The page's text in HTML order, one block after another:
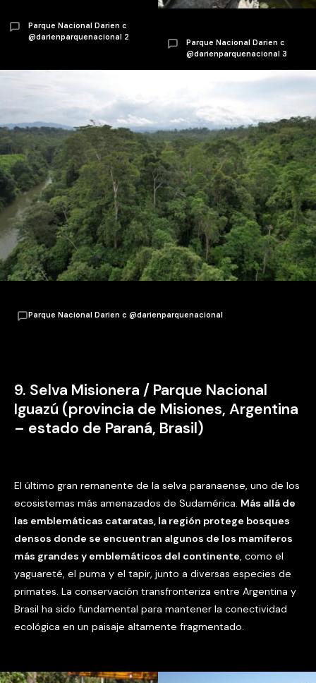
Parque Nacional Darien c
@darienparquenacional 2
Parque Nacional Darien c
@darienparquenacional 3
Parque Nacional Darien c @darienparquenacional
9. Selva Misionera / Parque Nacional
Iguazú (provincia de Misiones, Argentina
– estado de Paraná, Brasil)
El último gran remanente de la selva paranaense, uno de los
ecosistemas más amenazados de Sudamérica. Más allá de
las emblemáticas cataratas, la región protege bosques
densos donde se encuentran algunos de los mamíferos
más grandes y emblemáticos del continente, como el
yaguareté, el puma y el tapir, junto a diversas especies de
primates. La conservación transfronteriza entre Argentina y
Brasil ha sido fundamental para mantener la conectividad
ecológica en un paisaje altamente fragmentado.